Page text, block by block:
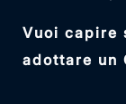
Vuoi capire
adottare un